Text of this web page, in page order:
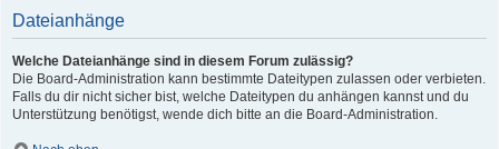
Dateianhänge
Welche Dateianhänge sind in diesem Forum zulässig?
Die Board-Administration kann bestimmte Dateitypen zulassen oder verbieten.
Falls du dir nicht sicher bist, welche Dateitypen du anhängen kannst und du
Unterstützung benötigst, wende dich bitte an die Board-Administration.